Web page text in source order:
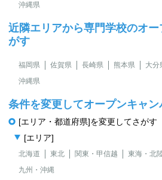
沖縄県
近隣エリアから専門学校のオ
がす
福岡県 佐賀県 長崎県 熊本県 大分
沖縄県
条件を変更してオープンキャ
[エリア・都道府県]を変更してさがす
[エリア]
北海道 東北 関東・甲信越 東海・北
九州・沖縄